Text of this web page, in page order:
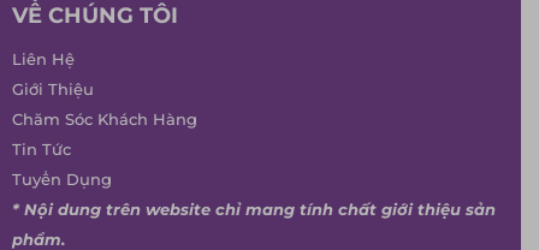
VỀ CHÚNG TÔI
Liên Hệ
Giới Thiệu
Chăm Sóc Khách Hàng
Tin Tức
Tuyển Dụng
* Nội dung trên website chỉ mang tính chất giới thiệu sản
phẩm.